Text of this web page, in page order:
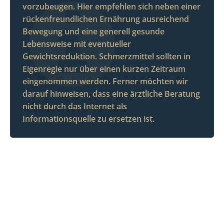
vorzubeugen. Hier empfehlen sich neben einer
rückenfreundlichen Ernährung ausreichend
Bewegung und eine generell gesunde
Lebensweise mit eventueller
Gewichtsreduktion. Schmerzmittel sollten in
Eigenregie nur über einen kurzen Zeitraum
eingenommen werden. Ferner möchten wir
darauf hinweisen, dass eine ärztliche Beratung
nicht durch das Internet als
Informationsquelle zu ersetzen ist.